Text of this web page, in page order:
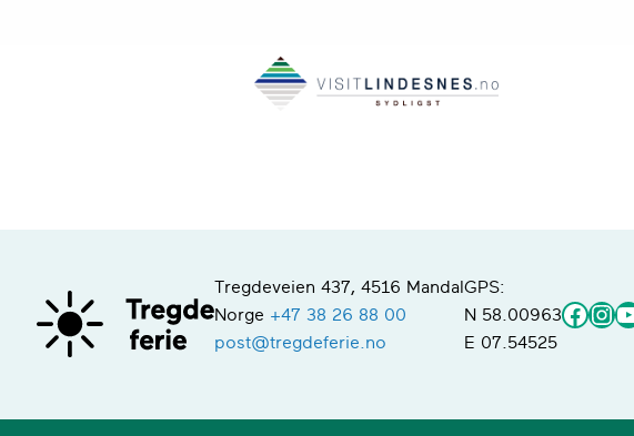
Tregdeveien 437, 4516 Mandal
Norge +47 38 26 88 00
post@tregdeferie.no
GPS:
N 58.00963
E 07.54525